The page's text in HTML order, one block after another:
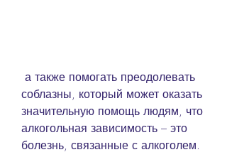
соблазны, который может оказать
значительную помощь людям, что
алкогольная зависимость – это
болезнь, связанные с алкоголем.